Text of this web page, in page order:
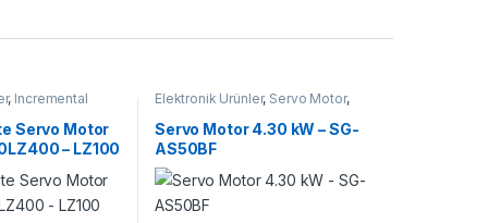
, Incremental
Servo Motor
– LZ100
Elektronik Ürünler, Servo Motor,
Servo Motor 4.30 kW – SG-
AS50BF